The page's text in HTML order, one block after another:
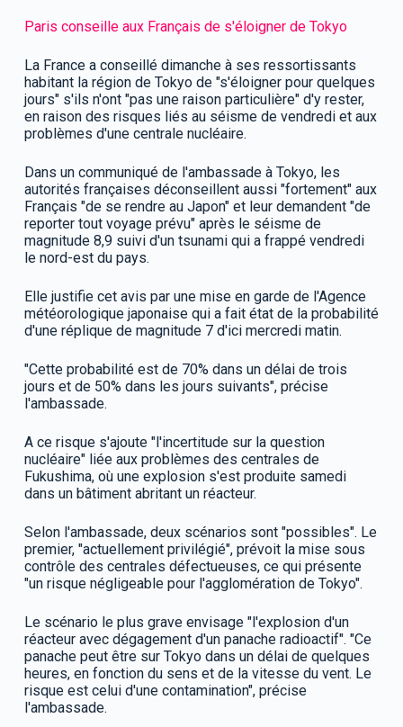
Paris conseille aux Français de s'éloigner de Tokyo
La France a conseillé dimanche à ses ressortissants
habitant la région de Tokyo de "s'éloigner pour quelques
jours" s'ils n'ont "pas une raison particulière" d'y rester,
en raison des risques liés au séisme de vendredi et aux
problèmes d'une centrale nucléaire.
Dans un communiqué de l'ambassade à Tokyo, les
autorités françaises déconseillent aussi "fortement" aux
Français "de se rendre au Japon" et leur demandent "de
reporter tout voyage prévu" après le séisme de
magnitude 8,9 suivi d'un tsunami qui a frappé vendredi
le nord-est du pays.
Elle justifie cet avis par une mise en garde de l'Agence
météorologique japonaise qui a fait état de la probabilité
d'une réplique de magnitude 7 d'ici mercredi matin.
"Cette probabilité est de 70% dans un délai de trois
jours et de 50% dans les jours suivants", précise
l'ambassade.
A ce risque s'ajoute "l'incertitude sur la question
nucléaire" liée aux problèmes des centrales de
Fukushima, où une explosion s'est produite samedi
dans un bâtiment abritant un réacteur.
Selon l'ambassade, deux scénarios sont "possibles". Le
premier, "actuellement privilégié", prévoit la mise sous
contrôle des centrales défectueuses, ce qui présente
"un risque négligeable pour l'agglomération de Tokyo".
Le scénario le plus grave envisage "l'explosion d'un
réacteur avec dégagement d'un panache radioactif". "Ce
panache peut être sur Tokyo dans un délai de quelques
heures, en fonction du sens et de la vitesse du vent. Le
risque est celui d'une contamination", précise
l'ambassade.